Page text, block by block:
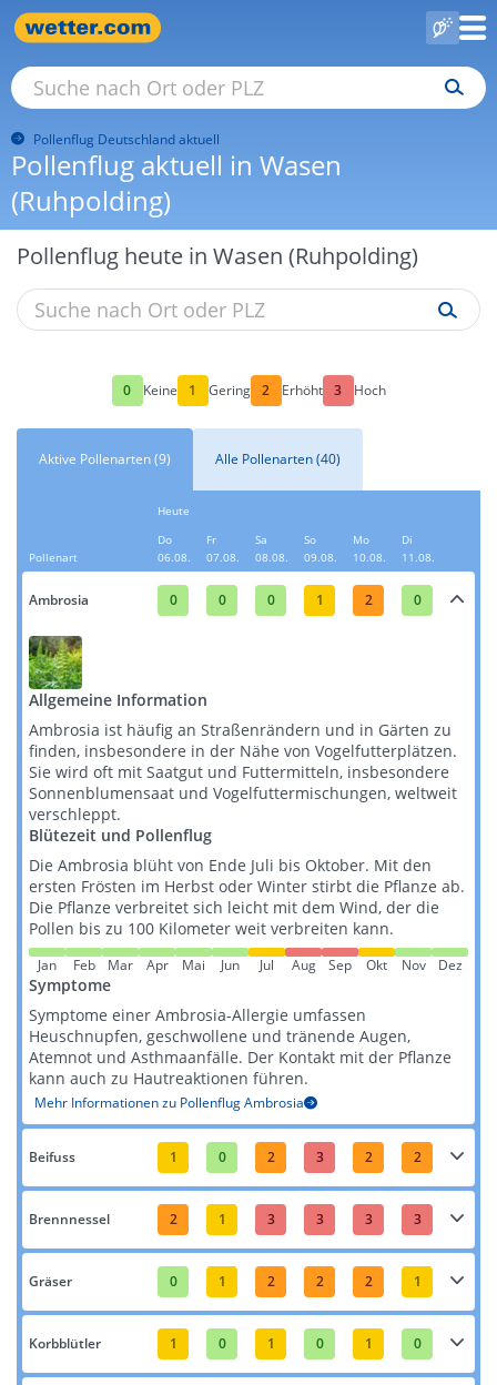
Pollenflug Deutschland aktuell
Pollenflug aktuell in Wasen
(Ruhpolding)
Pollenflug heute in Wasen (Ruhpolding)
0 Keine 1 Gering 2 Erhöht 3 Hoch
Aktive Pollenarten (9) Alle Pollenarten (40)
Pollenart
Heute
Do
06.08.
Fr
07.08.
Sa
08.08.
So
09.08.
Mo
10.08.
Di
11.08.
Ambrosia 0 0 0 1 2 0
Allgemeine Information
Ambrosia ist häufig an Straßenrändern und in Gärten zu
finden, insbesondere in der Nähe von Vogelfutterplätzen.
Sie wird oft mit Saatgut und Futtermitteln, insbesondere
Sonnenblumensaat und Vogelfuttermischungen, weltweit
verschleppt​​​​.
Blütezeit und Pollenflug
Die Ambrosia blüht von Ende Juli bis Oktober. Mit den
ersten Frösten im Herbst oder Winter stirbt die Pflanze ab.
Die Pflanze verbreitet sich leicht mit dem Wind, der die
Pollen bis zu 100 Kilometer weit verbreiten kann​​.
Jan Feb Mar Apr Mai Jun Jul Aug Sep Okt Nov Dez
Symptome
Symptome einer Ambrosia-Allergie umfassen
Heuschnupfen, geschwollene und tränende Augen,
Atemnot und Asthmaanfälle. Der Kontakt mit der Pflanze
kann auch zu Hautreaktionen führen​​.
Mehr Informationen zu Pollenflug Ambrosia
Beifuss 1 0 2 3 2 2
Brennnessel 2 1 3 3 3 3
Gräser 0 1 2 2 2 1
Korbblütler 1 0 1 0 1 0